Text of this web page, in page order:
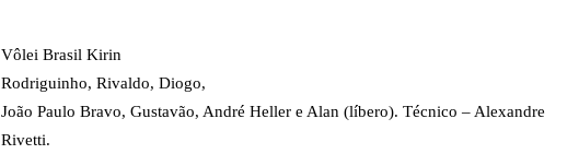
Vôlei Brasil Kirin
Rodriguinho, Rivaldo, Diogo,
João Paulo Bravo, Gustavão, André Heller e Alan (líbero). Técnico – Alexandre
Rivetti.